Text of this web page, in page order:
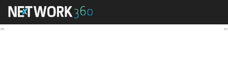
Buy Now Pay Later: il boom e i